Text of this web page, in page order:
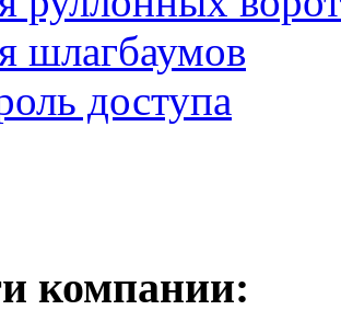
шлагбаумов
доступа
компании: